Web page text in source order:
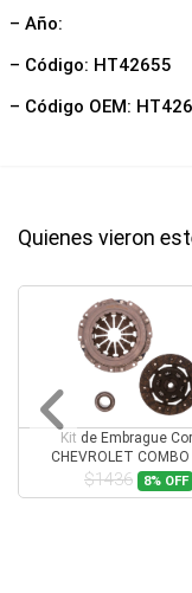
– Año:
– Código: HT42655
– Código OEM:
Quienes vieron
Kit de Embrague
CHEVROLET
$1436 8% OFF